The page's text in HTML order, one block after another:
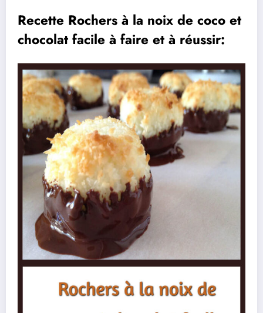
Recette Rochers à la noix de coco et
chocolat facile à faire et à réussir: